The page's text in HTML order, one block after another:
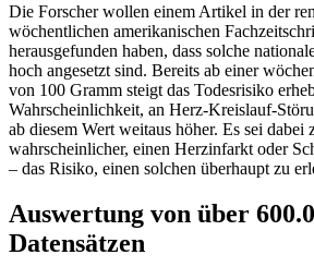
Die Forscher wollen einem Artikel in der
wöchentlichen amerikanischen
herausgefunden haben, dass solche
hoch angesetzt sind. Bereits ab einer
von 100 Gramm steigt das Todesrisiko
Wahrscheinlichkeit, an Herz-Kreislauf-
ab diesem Wert weitaus höher. Es sei dabei
wahrscheinlicher, einen Herzinfarkt oder
– das Risiko, einen solchen überhaupt zu
Auswertung von über
Datensätzen